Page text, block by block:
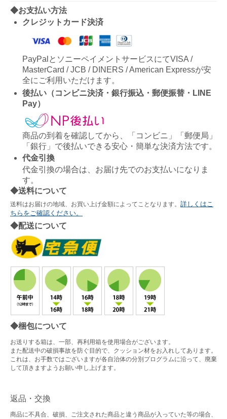
◆お支払い方法
クレジットカード決済
PayPalとソニーペイメントサービスにてVISA /
MasterCard / JCB / DINERS / American Expressが安
全にご利用いただけます。
後払い（コンビニ決済・銀行振込・郵便振替・LINE
Pay）
商品の到着を確認してから、「コンビニ」「郵便局」
「銀行」で後払いできる安心・簡単な決済方法です。
代金引換
代金引換の場合は、お届け先でのお支払いになりま
す。
◆送料について
送料はお届けの地域、お買い上げ金額によってことなります。 詳しくはこ
ちらをご確認ください。
◆配送について
◆梱包について
お送りする箱は、一部、再利用箱を使用場合がございます。
また配送中の破損事故を防ぐ目的で、クッション材をお入れしてあります。
これは、お手数ではございますが各自治体の分別プログラムに沿って、廃棄
して頂きますようお願い申し上げます。
返品・交換
商品に不具合、破損、ご注文された商品と違う商品が入っていた等の場合、